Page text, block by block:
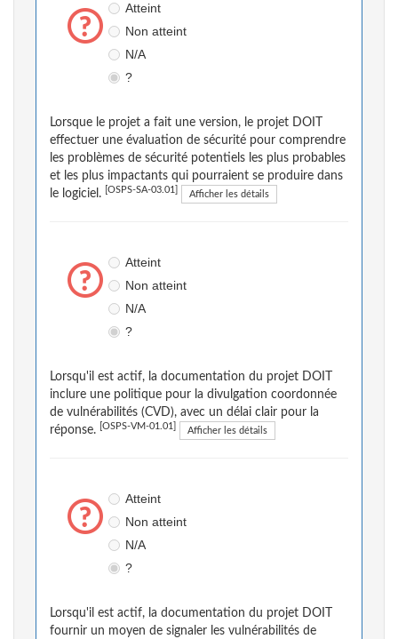
Atteint
Non atteint
N/A
?
Lorsque le projet a fait une version, le projet DOIT
effectuer une évaluation de sécurité pour comprendre
les problèmes de sécurité potentiels les plus probables
et les plus impactants qui pourraient se produire dans
le logiciel.
[OSPS-SA-03.01] Afficher les détails
Atteint
Non atteint
N/A
?
Lorsqu'il est actif, la documentation du projet DOIT
inclure une politique pour la divulgation coordonnée
de vulnérabilités (CVD), avec un délai clair pour la
réponse.
[OSPS-VM-01.01] Afficher les détails
Atteint
Non atteint
N/A
?
Lorsqu'il est actif, la documentation du projet DOIT
fournir un moyen de signaler les vulnérabilités de